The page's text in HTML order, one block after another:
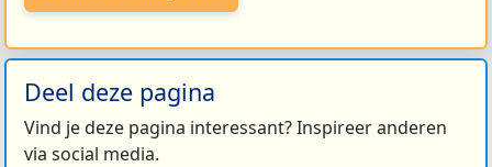
Deel deze pagina
Vind je deze pagina interessant? Inspireer anderen
via social media.